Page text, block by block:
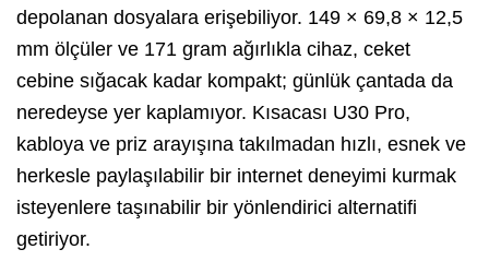
depolanan dosyalara erişebiliyor. 149 × 69,8 × 12,5
mm ölçüler ve 171 gram ağırlıkla cihaz, ceket
cebine sığacak kadar kompakt; günlük çantada da
neredeyse yer kaplamıyor. Kısacası U30 Pro,
kabloya ve priz arayışına takılmadan hızlı, esnek ve
herkesle paylaşılabilir bir internet deneyimi kurmak
isteyenlere taşınabilir bir yönlendirici alternatifi
getiriyor.